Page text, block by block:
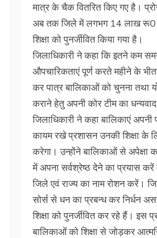
मात्र के चैक वितरित किए गए है।
अब तक जिले में लगभग 14 लाख रू0
शिक्षा को पुनर्जीवित किया गया है।
जिलाधिकारी ने कहा कि इतने कम
औपचारिकताएं पूर्ण करते महीने के
कर पात्र बालिकाओं को चुनना तथा
कराने हेतु अपनी कोर टीम का धन्यवाद
जिलाधिकारी ने कहा बालिकाएं अपनी
कायम रखे प्रशासन उनकी शिक्षा के
करेगा। उन्होंने बालिकाओं से अपेक्षा
में अपना सर्वश्रेष्ठ देने का प्रयास करें
जिले एवं राज्य का नाम रोशन करें।
सोर्स से धन का प्रबन्ध कर निर्धन
शिक्षा को पुनर्जीवित कर रहे हैं। इस
बालिकाओं को शिक्षा से जोड़कर